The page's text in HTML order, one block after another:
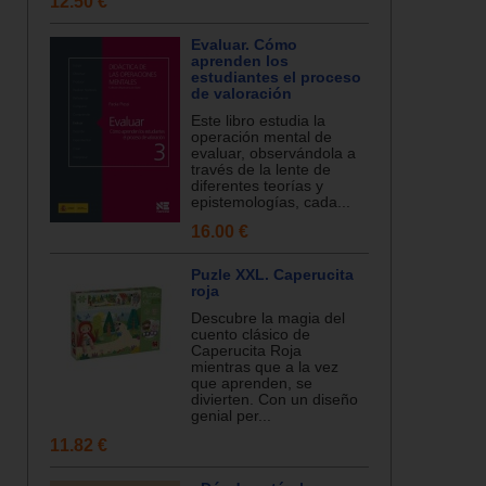
Evaluar. Cómo
aprenden los
estudiantes el proceso
de valoración
Este libro estudia la
operación mental de
evaluar, observándola a
través de la lente de
diferentes teorías y
epistemologías, cada...
16.00 €
Puzle XXL. Caperucita
roja
Descubre la magia del
cuento clásico de
Caperucita Roja
mientras que a la vez
que aprenden, se
divierten. Con un diseño
genial per...
11.82 €